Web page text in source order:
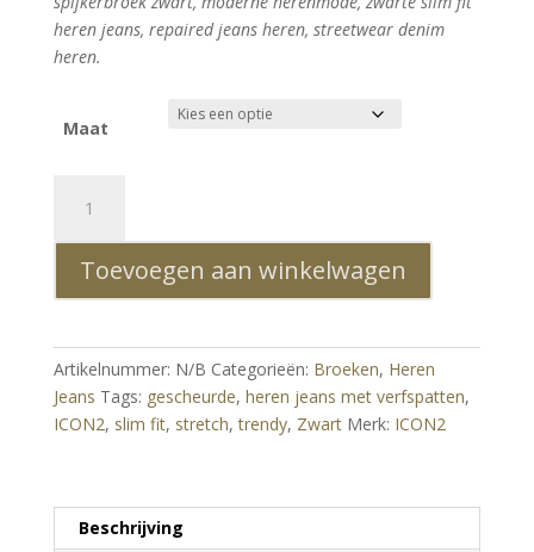
heren jeans, repaired jeans heren, streetwear denim
heren.
Maat
Fit
Stretch
Gescheurde
Jeans
met
Verfspatten
–
Toevoegen aan winkelwagen
Artikelnummer: N/B Categorieën: Broeken, Heren
Jeans Tags: gescheurde, heren jeans met verfspatten,
ICON2, slim fit, stretch,trendy, Zwart Merk: ICON2
Beschrijving